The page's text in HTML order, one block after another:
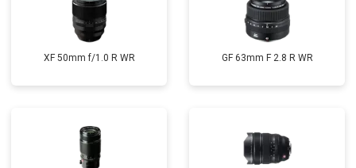
XF 50mm f/1.0 R WR GF 63mm F 2.8 R WR